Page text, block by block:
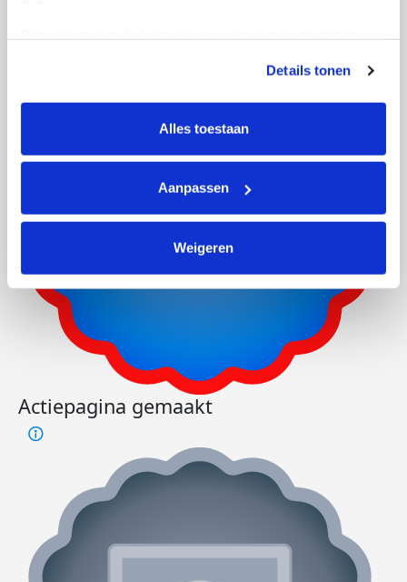
tonen. Je kunt je toestemming op elk moment wijzigen of
intrekken via Cookie instellingen onderaan de pagina. De
lijst met cookies is te vinden in het tabblad “details”.
Details tonen
Alles toestaan
Aanpassen
Weigeren
Actiepagina gemaakt